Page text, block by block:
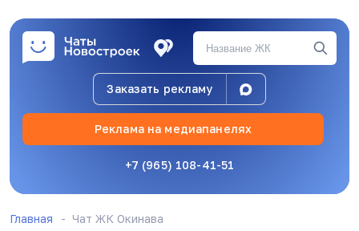
Реклама на медиапанелях
+7 (965) 108-41-51
Заказать рекламу
Главная Чат ЖК Окинава
Варвара
Варвара
А свежих фоток никто не делал случайно?